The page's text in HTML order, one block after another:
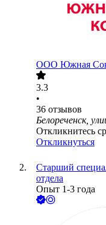
ООО Южная
3.3
•
36 отзывов
Белореченск,
Откликнитесь
Откликнуться
Старший
отдела
Опыт 1-3 года